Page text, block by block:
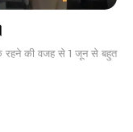
रहने की वजह से 1 जून से बहुत